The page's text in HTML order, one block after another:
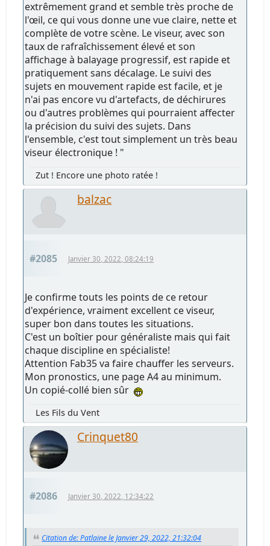
extrêmement grand et semble très proche de
l'œil, ce qui vous donne une vue claire, nette et
complète de votre scène. Le viseur, avec son
taux de rafraîchissement élevé et son
affichage à balayage progressif, est rapide et
pratiquement sans décalage. Le suivi des
sujets en mouvement rapide est facile, et je
n'ai pas encore vu d'artefacts, de déchirures
ou d'autres problèmes qui pourraient affecter
la précision du suivi des sujets. Dans
l'ensemble, c'est tout simplement un très beau
viseur électronique ! "
Zut ! Encore une photo ratée !
balzac
#2085 Janvier 30, 2022, 08:24:19
Je confirme touts les points de ce retour
d'expérience, vraiment excellent ce viseur,
super bon dans toutes les situations.
C'est un boîtier pour généraliste mais qui fait
chaque discipline en spécialiste!
Attention Fab35 va faire chauffer les serveurs.
Mon pronostics, une page A4 au minimum.
Un copié-collé bien sûr
Les Fils du Vent
Crinquet80
#2086 Janvier 30, 2022, 12:34:22
Citation de: Patlaine le Janvier 29, 2022, 21:32:04